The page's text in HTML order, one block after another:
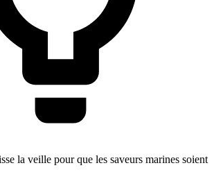
la veille pour que les saveurs marines soient